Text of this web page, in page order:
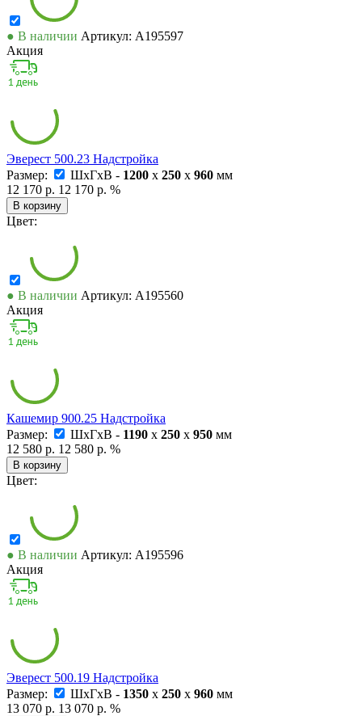
● В наличии Артикул: А195597
Акция
Эверест 500.23 Надстройка
Размер:
ШxГxВ - 1200 x 250 x 960 мм
12 170 р. 12 170 р. %
В корзину
Цвет:
● В наличии Артикул: А195560
Акция
Кашемир 900.25 Надстройка
Размер:
ШxГxВ - 1190 x 250 x 950 мм
12 580 р. 12 580 р. %
В корзину
Цвет:
● В наличии Артикул: А195596
Акция
Эверест 500.19 Надстройка
Размер:
ШxГxВ - 1350 x 250 x 960 мм
13 070 р. 13 070 р. %